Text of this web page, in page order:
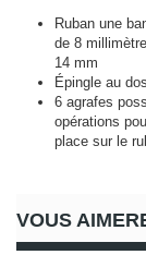
Ruban une
de 8
14 mm
Épingle au
6 agrafes
opérations
place sur le
VOUS